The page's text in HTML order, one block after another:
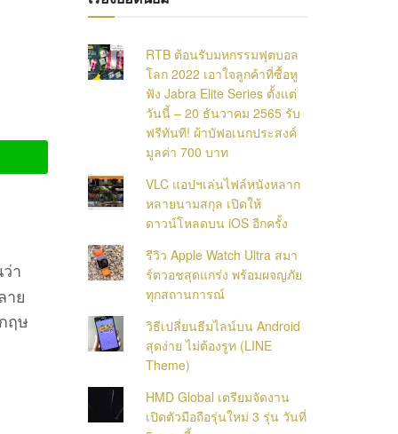
า
าย
ฤษ
RTB ต้อนรับมหกรรมฟุตบอล
โลก 2022 เอาใจลูกค้าที่ซื้อหู
ฟัง Jabra Elite Series ตั้งแต่
วันนี้ – 20 ธันวาคม 2565 รับ
ฟรีทันที! ผ้าบัฟอเนกประสงค์
มูลค่า 700 บาท
VLC แอปฯเล่นไฟล์หนังหลาก
หลายนามสกุล เปิดให้
ดาวน์โหลดบน iOS อีกครั้ง
รีวิว Apple Watch Ultra สมา
ร์ตวอชสุดแกร่ง พร้อมผจญภัย
ทุกสถานการณ์
วิธีเปลี่ยนธีมไลน์บน Android
สุดง่าย ไม่ต้องรูท (LINE
Theme)
HMD Global เตรียมจัดงาน
เปิดตัวมือถือรุ่นใหม่ 3 รุ่น วันที่